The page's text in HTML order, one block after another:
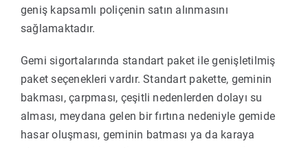
geniş kapsamlı poliçenin satın alınmasını
sağlamaktadır.
Gemi sigortalarında standart paket ile genişletilmiş
paket seçenekleri vardır. Standart pakette, geminin
bakması, çarpması, çeşitli nedenlerden dolayı su
alması, meydana gelen bir fırtına nedeniyle gemide
hasar oluşması, geminin batması ya da karaya